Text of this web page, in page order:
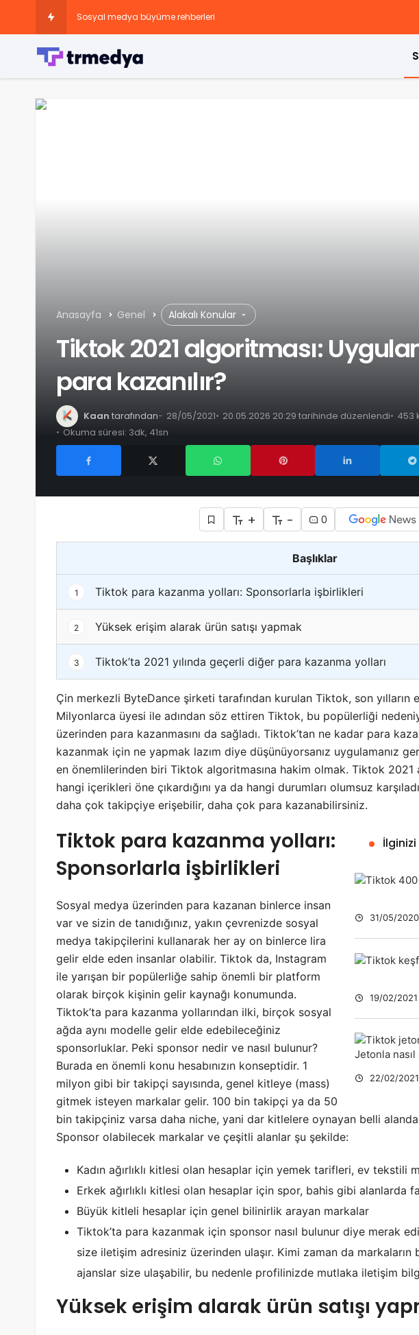
Sosyal medya büyüme rehberleri
Anasayfa Genel Alakalı Konular
Tiktok 2021 algoritması:
para kazanılır?
Kaan tarafından 28/05/2021 20.05.2026 20:29 tarihinde düzenlendi
453
Okuma süresi: 3dk, 41sn
+ - 0
Başlıklar
1 Tiktok para kazanma yolları: Sponsorlarla işbirlikleri
2 Yüksek erişim alarak ürün satışı yapmak
3 Tiktok’ta 2021 yılında geçerli diğer para kazanma yolları
Çin merkezli ByteDance şirketi tarafından kurulan Tiktok, son yılların
Milyonlarca üyesi ile adından söz ettiren Tiktok, bu popülerliği
üzerinden para kazanmasını da sağladı. Tiktok’tan ne kadar para
kazanmak için ne yapmak lazım diye düşünüyorsanız uygulamanız
en önemlilerinden biri Tiktok algoritmasına hakim olmak. Tiktok 2021
hangi içerikleri öne çıkardığını ya da hangi durumları olumsuz
daha çok takipçiye erişebilir, daha çok para kazanabilirsiniz.
31/05/2020
19/02/2021
22/02/2021
Tiktok para kazanma yolları:
Sponsorlarla işbirlikleri
Sosyal medya üzerinden para kazanan binlerce insan
var ve sizin de tanıdığınız, yakın çevrenizde sosyal
medya takipçilerini kullanarak her ay on binlerce lira
gelir elde eden insanlar olabilir. Tiktok da, Instagram
ile yarışan bir popülerliğe sahip önemli bir platform
olarak birçok kişinin gelir kaynağı konumunda.
Tiktok’ta para kazanma yollarından ilki, birçok sosyal
ağda aynı modelle gelir elde edebileceğiniz
sponsorluklar. Peki sponsor nedir ve nasıl bulunur?
Burada en önemli konu hesabınızın konseptidir. 1
milyon gibi bir takipçi sayısında, genel kitleye (mass)
gitmek isteyen markalar gelir. 100 bin takipçi ya da 50
bin takipçiniz varsa daha niche, yani dar kitlelere oynayan belli
Sponsor olabilecek markalar ve çeşitli alanlar şu şekilde:
Kadın ağırlıklı kitlesi olan hesaplar için yemek tarifleri, ev tekstili
Erkek ağırlıklı kitlesi olan hesaplar için spor, bahis gibi alanlarda
Büyük kitleli hesaplar için genel bilinirlik arayan markalar
Tiktok’ta para kazanmak için sponsor nasıl bulunur diye merak
size iletişim adresiniz üzerinden ulaşır. Kimi zaman da
ajanslar size ulaşabilir, bu nedenle profilinizde mutlaka iletişim
Yüksek erişim alarak ürün satışı